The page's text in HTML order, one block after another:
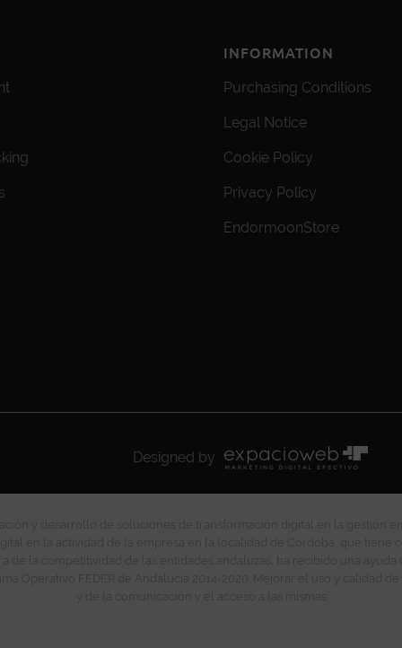
INFORMATION
Purchasing Conditions
Legal Notice
Cookie Policy
Privacy Policy
EndormoonStore
Designed by